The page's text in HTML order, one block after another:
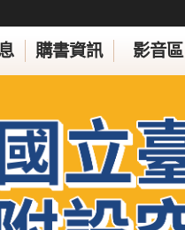
購書資訊 影音區